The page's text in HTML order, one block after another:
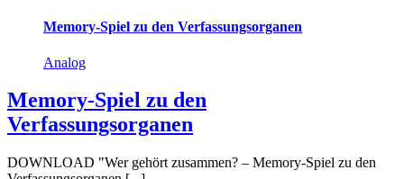
Memory-Spiel zu den Verfassungsorganen
Analog
Memory-Spiel zu den
Verfassungsorganen
DOWNLOAD "Wer gehört zusammen? – Memory-Spiel zu den